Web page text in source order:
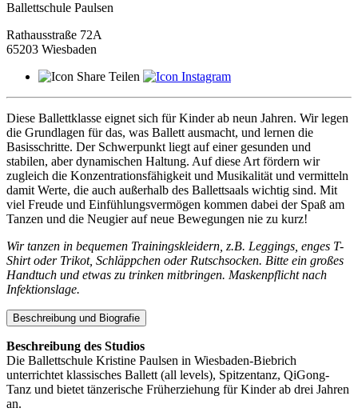
Ballettschule Paulsen
Rathausstraße 72A
65203 Wiesbaden
Teilen
Diese Ballettklasse eignet sich für Kinder ab neun Jahren. Wir legen
die Grundlagen für das, was Ballett ausmacht, und lernen die
Basisschritte. Der Schwerpunkt liegt auf einer gesunden und
stabilen, aber dynamischen Haltung. Auf diese Art fördern wir
zugleich die Konzentrationsfähigkeit und Musikalität und vermitteln
damit Werte, die auch außerhalb des Ballettsaals wichtig sind. Mit
viel Freude und Einfühlungsvermögen kommen dabei der Spaß am
Tanzen und die Neugier auf neue Bewegungen nie zu kurz!
Wir tanzen in bequemen Trainingskleidern, z.B. Leggings, enges T-
Shirt oder Trikot, Schläppchen oder Rutschsocken. Bitte ein großes
Handtuch und etwas zu trinken mitbringen. Maskenpflicht nach
Infektionslage.
Beschreibung und Biografie
Beschreibung des Studios
Die Ballettschule Kristine Paulsen in Wiesbaden-Biebrich
unterrichtet klassisches Ballett (all levels), Spitzentanz, QiGong-
Tanz und bietet tänzerische Früherziehung für Kinder ab drei Jahren
an.